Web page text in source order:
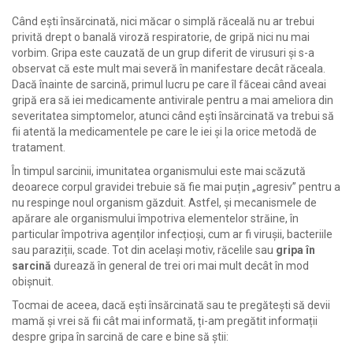
Când ești însărcinată, nici măcar o simplă răceală nu ar trebui
privită drept o banală viroză respiratorie, de gripă nici nu mai
vorbim. Gripa este cauzată de un grup diferit de virusuri și s-a
observat că este mult mai severă în manifestare decât răceala.
Dacă înainte de sarcină, primul lucru pe care îl făceai când aveai
gripă era să iei medicamente antivirale pentru a mai ameliora din
severitatea simptomelor, atunci când ești însărcinată va trebui să
fii atentă la medicamentele pe care le iei și la orice metodă de
tratament.
În timpul sarcinii, imunitatea organismului este mai scăzută
deoarece corpul gravidei trebuie să fie mai puțin „agresiv” pentru a
nu respinge noul organism găzduit. Astfel, și mecanismele de
apărare ale organismului împotriva elementelor străine, în
particular împotriva agenților infecțioși, cum ar fi virușii, bacteriile
sau paraziții, scade. Tot din același motiv, răcelile sau gripa în
sarcină durează în general de trei ori mai mult decât în mod
obișnuit.
Tocmai de aceea, dacă ești însărcinată sau te pregătești să devii
mamă și vrei să fii cât mai informată, ți-am pregătit informații
despre gripa în sarcină de care e bine să știi: